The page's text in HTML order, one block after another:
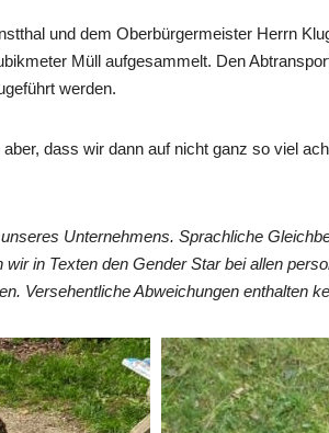
und dem Oberbürgermeister Herrn
Müll aufgesammelt. Den
werden.
dass wir dann auf nicht ganz so viel
Unternehmens. Sprachliche
in Texten den Gender Star bei allen
Versehentliche Abweichungen enthalten